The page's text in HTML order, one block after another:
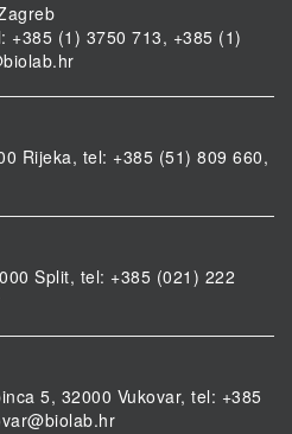
+385 (1) 3750 713, +385 (1)
Rijeka, tel: +385 (51) 809 660,
Split, tel: +385 (021) 222
5, 32000 Vukovar, tel: +385